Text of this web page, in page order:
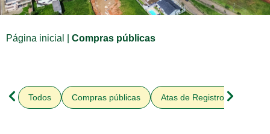
Página inicial Compras públicas
Compras públicas Atas de Registro de Preços
Todos